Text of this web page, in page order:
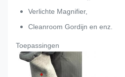
Verlichte Magnifier,
Cleanroom Gordijn en enz.
Toepassingen